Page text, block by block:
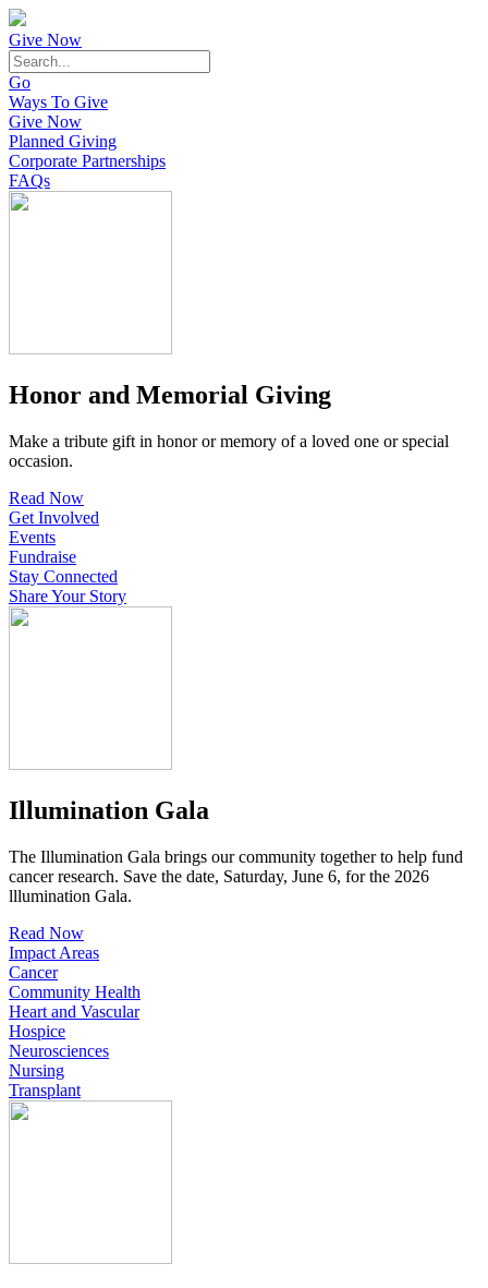
Give Now
Go
Ways To Give
Give Now
Planned Giving
Corporate Partnerships
FAQs
Honor and Memorial Giving
Make a tribute gift in honor or memory of a loved one or special
occasion.
Read Now
Get Involved
Events
Fundraise
Stay Connected
Share Your Story
Illumination Gala
The Illumination Gala brings our community together to help fund
cancer research. Save the date, Saturday, June 6, for the 2026
lllumination Gala.
Read Now
Impact Areas
Cancer
Community Health
Heart and Vascular
Hospice
Neurosciences
Nursing
Transplant